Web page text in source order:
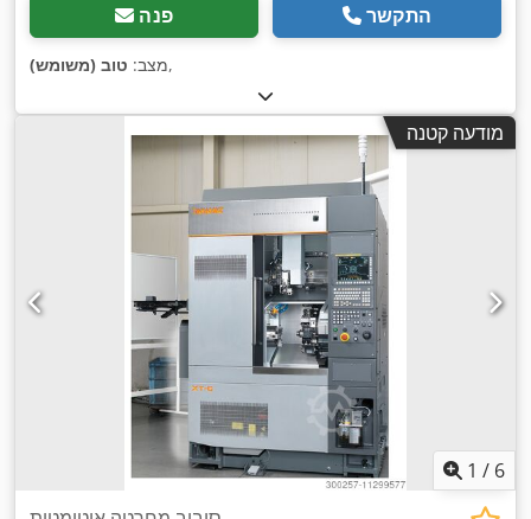
פנה התקשר
מצב: טוב (משומש) ,
מודעה קטנה
1 / 6